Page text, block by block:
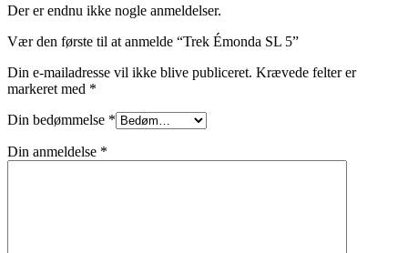
Der er endnu ikke nogle anmeldelser.
Vær den første til at anmelde “Trek Émonda SL 5”
Din e-mailadresse vil ikke blive publiceret. Krævede felter er
markeret med *
Din bedømmelse *
Din anmeldelse *